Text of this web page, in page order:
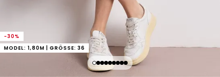
-30%
MODEL: 1,80M | GRÖSSE: 36